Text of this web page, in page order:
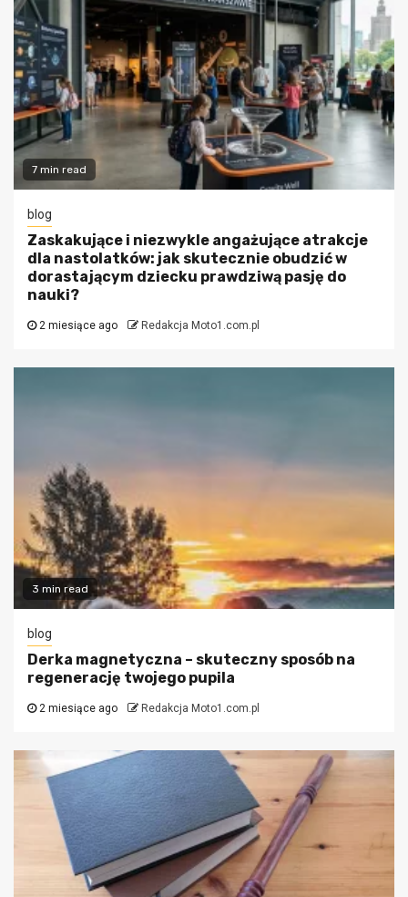
7 min read
blog
Zaskakujące i niezwykle angażujące atrakcje
dla nastolatków: jak skutecznie obudzić w
dorastającym dziecku prawdziwą pasję do
nauki?
2 miesiące ago Redakcja Moto1.com.pl
3 min read
blog
Derka magnetyczna – skuteczny sposób na
regenerację twojego pupila
2 miesiące ago Redakcja Moto1.com.pl